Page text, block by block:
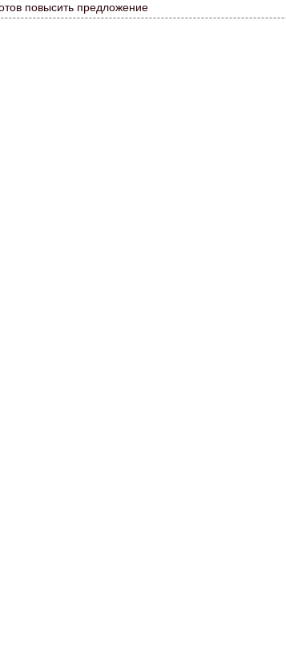
повысить предложение